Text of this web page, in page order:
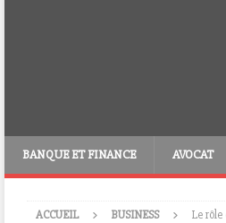
BANQUE ET FINANCE AVOCAT
ACCUEIL BUSINESS Le